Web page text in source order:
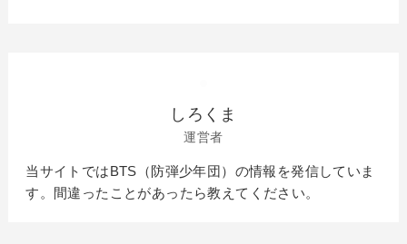
しろくま
運営者
当サイトではBTS（防弾少年団）の情報を発信していま
す。間違ったことがあったら教えてください。